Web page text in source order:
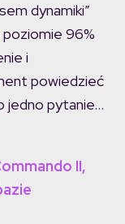
dynamiki”
poziomie 96%
i
powiedzieć
jedno pytanie…
II,